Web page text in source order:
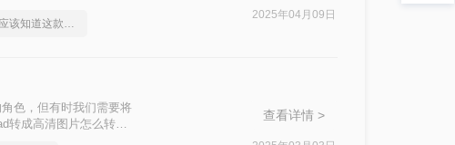
身为打工人你应该知道这款cad转图片软件
2025年04月09日
色，但有时我们需要将
转成高清图片怎么转
查看详情 >